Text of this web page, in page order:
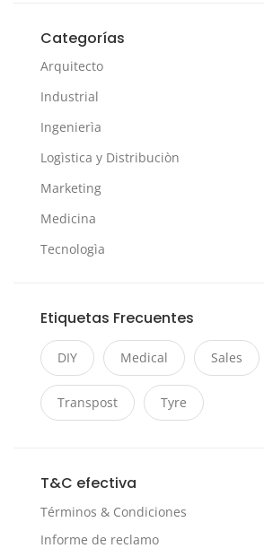
Categorías
Arquitecto
Industrial
Ingenierìa
Logìstica y Distribuciòn
Marketing
Medicina
Tecnologìa
Etiquetas Frecuentes
DIY Medical Sales
Transpost Tyre
T&C efectiva
Términos & Condiciones
Informe de reclamo